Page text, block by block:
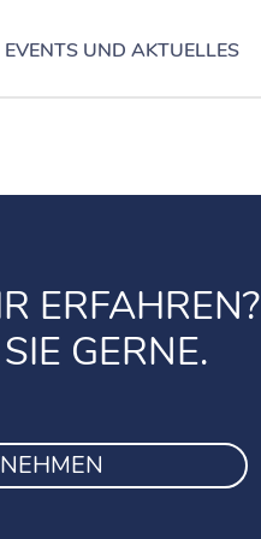
EVENTS UND AKTUELLES
ERFAHREN?
GERNE.